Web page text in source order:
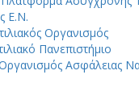
Ε.Ν.
Οργανισμός
Πανεπιστήμιο
Ασφάλειας